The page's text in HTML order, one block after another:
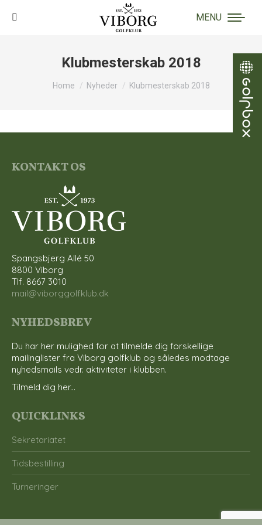
MENU
Search:
Klubmesterskab 2018
You are here:
Home Nyheder Klubmesterskab 2018
KONTAKT OS
Spangsbjerg Allé 50
8800 Viborg
Tlf. 8667 3010
mail@viborggolfklub.dk
NYHEDSBREV
Du har her mulighed for at tilmelde dig forskellige
mailinglister fra Viborg golfklub og således modtage
nyhedsmails vedr. aktiviteter i klubben.
Tilmeld dig her...
QUICKLINKS
Sekretariatet
Tidsbestilling
Turneringer